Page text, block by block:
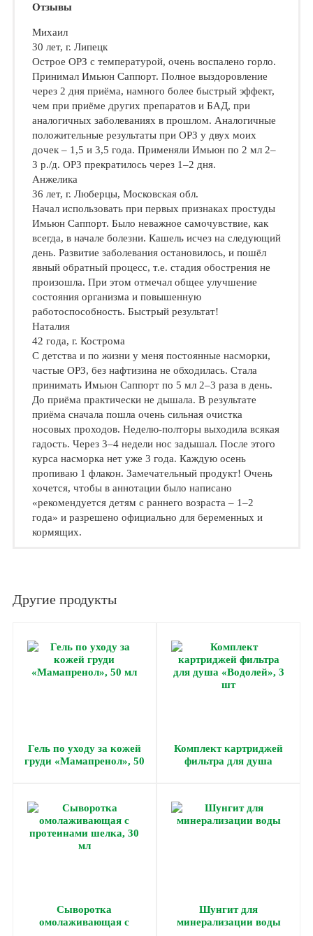
Отзывы
Михаил
30 лет, г. Липецк
Острое ОРЗ с температурой, очень воспалено горло.
Принимал Имьюн Саппорт. Полное выздоровление
через 2 дня приёма, намного более быстрый эффект,
чем при приёме других препаратов и БАД, при
аналогичных заболеваниях в прошлом. Аналогичные
положительные результаты при ОРЗ у двух моих
дочек – 1,5 и 3,5 года. Применяли Имьюн по 2 мл 2–
3 р./д. ОРЗ прекратилось через 1–2 дня.
Анжелика
36 лет, г. Люберцы, Московская обл.
Начал использовать при первых признаках простуды
Имьюн Саппорт. Было неважное самочувствие, как
всегда, в начале болезни. Кашель исчез на следующий
день. Развитие заболевания остановилось, и пошёл
явный обратный процесс, т.е. стадия обострения не
произошла. При этом отмечал общее улучшение
состояния организма и повышенную
работоспособность. Быстрый результат!
Наталия
42 года, г. Кострома
С детства и по жизни у меня постоянные насморки,
частые ОРЗ, без нафтизина не обходилась. Стала
принимать Имьюн Саппорт по 5 мл 2–3 раза в день.
До приёма практически не дышала. В результате
приёма сначала пошла очень сильная очистка
носовых проходов. Неделю-полторы выходила всякая
гадость. Через 3–4 недели нос задышал. После этого
курса насморка нет уже 3 года. Каждую осень
пропиваю 1 флакон. Замечательный продукт! Очень
хочется, чтобы в аннотации было написано
«рекомендуется детям с раннего возраста – 1–2
года» и разрешено официально для беременных и
кормящих.
Другие продукты
Гель по уходу за кожей
груди «Мамапренол», 50
Комплект картриджей
фильтра для душа
Сыворотка
омолаживающая с
Шунгит для
минерализации воды